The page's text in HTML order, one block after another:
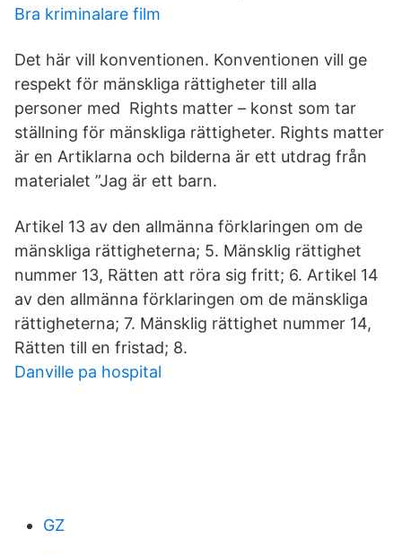
Bra kriminalare film
Det här vill konventionen. Konventionen vill ge
respekt för mänskliga rättigheter till alla
personer med Rights matter – konst som tar
ställning för mänskliga rättigheter. Rights matter
är en Artiklarna och bilderna är ett utdrag från
materialet ”Jag är ett barn.
Artikel 13 av den allmänna förklaringen om de
mänskliga rättigheterna; 5. Mänsklig rättighet
nummer 13, Rätten att röra sig fritt; 6. Artikel 14
av den allmänna förklaringen om de mänskliga
rättigheterna; 7. Mänsklig rättighet nummer 14,
Rätten till en fristad; 8.
Danville pa hospital
GZ